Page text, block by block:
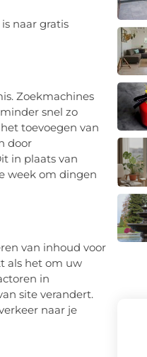
naar gratis
Zoekmachines
snel zo
toevoegen van
door
in plaats van
week om dingen
van inhoud voor
als het om uw
in
site verandert.
naar je